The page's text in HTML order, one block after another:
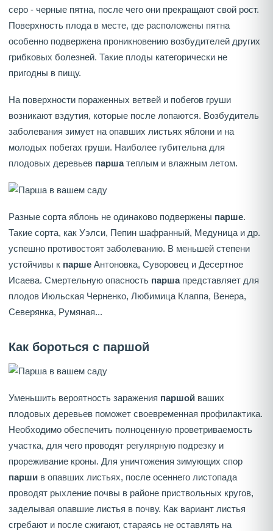
серо - черные пятна, после чего они прекращают свой рост.
Поверхность плода в месте, где расположены пятна
особенно подвержена проникновению возбудителей других
грибковых болезней. Такие плоды категорически не
пригодны в пищу.
На поверхности пораженных ветвей и побегов груши
возникают вздутия, которые после лопаются. Возбудитель
заболевания зимует на опавших листьях яблони и на
молодых побегах груши. Наиболее губительна для
плодовых деревьев паршатеплым и влажным летом.
Разные сорта яблонь не одинаково подвержены парше.
Такие сорта, как Уэлси, Пепин шафранный, Медуница и др.
успешно противостоят заболеванию. В меньшей степени
устойчивы к парше Антоновка, Суворовец и Десертное
Исаева. Смертельную опасность паршапредставляет для
плодов Июльская Черненко, Любимица Клаппа, Венера,
Северянка, Румяная...
Как бороться с паршой
Уменьшить вероятность заражения паршой ваших
плодовых деревьев поможет своевременная профилактика.
Необходимо обеспечить полноценную проветриваемость
участка, для чего проводят регулярную подрезку и
прореживание кроны. Для уничтожения зимующих спор
парши в опавших листьях, после осеннего листопада
проводят рыхление почвы в районе приствольных кругов,
заделывая опавшие листья в почву. Как вариант листья
сгребают и после сжигают, стараясь не оставлять на